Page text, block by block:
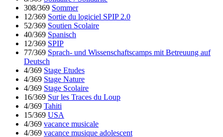
308/369 Sommer
12/369 Sortie du logiciel SPIP 2.0
52/369 Soutien Scolaire
40/369 Spanisch
12/369 SPIP
77/369 Sprach- und Wissenschaftscamps mit Betreuung auf
Deutsch
4/369 Stage Etudes
4/369 Stage Nature
4/369 Stage Scolaire
16/369 Sur les Traces du Loup
4/369 Tahiti
15/369 USA
4/369 vacance musicale
4/369 vacance musique adolescent